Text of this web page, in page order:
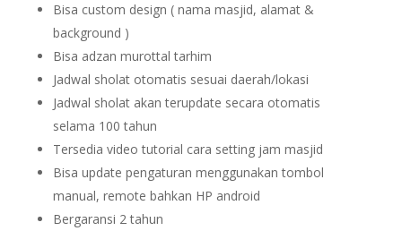
Bisa custom design ( nama masjid, alamat &
background )
Bisa adzan murottal tarhim
Jadwal sholat otomatis sesuai daerah/lokasi
Jadwal sholat akan terupdate secara otomatis
selama 100 tahun
Tersedia video tutorial cara setting jam masjid
Bisa update pengaturan menggunakan tombol
manual, remote bahkan HP android
Bergaransi 2 tahun